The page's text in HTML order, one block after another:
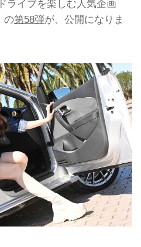
ライブを楽しむ人気企画
の第58弾が、公開になりま